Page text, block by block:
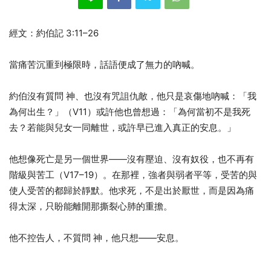
經文：約伯記 3:11–26
當痛苦沉重到極限時，話語便成了無力的吶喊。
約伯沒有質問 神、也沒有咒詛仇敵，他只是哀傷地吶喊：「我
為何出生？」（V11）或許他也曾想過：「為何當初不是我死
去？若能與兒女一同離世，或許早已進入真正的安息。」
他想像死亡是另一個世界——沒有壓迫、沒有奴役，也不再有
階級與苦工（V17–19）。在那裡，強者與弱者平等，受苦的與
使人受苦的都歸於靜默。他求死，不是出於厭世，而是因為痛
得太深，只盼能離開那撕裂心肺的重擔。
他不控告人，不質問 神，他只想——安息。